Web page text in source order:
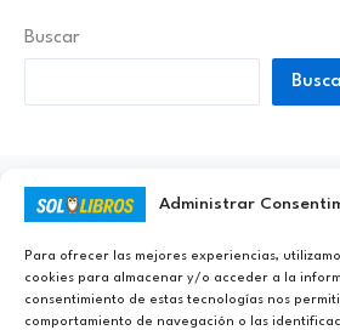
Administrar
Para ofrecer las mejores experiencias,
cookies para almacenar y/o acceder a la
consentimiento de estas tecnologías nos
comportamiento de navegación o las
Buscar
Ayúdanos a Nunca Dejar